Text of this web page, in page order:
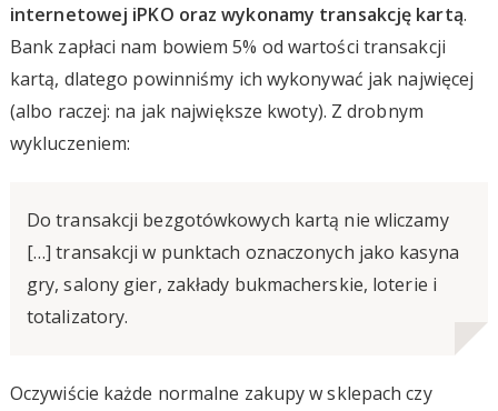
internetowej iPKO oraz wykonamy transakcję kartą.
Bank zapłaci nam bowiem 5% od wartości transakcji
kartą, dlatego powinniśmy ich wykonywać jak najwięcej
(albo raczej: na jak największe kwoty). Z drobnym
wykluczeniem:
Do transakcji bezgotówkowych kartą nie wliczamy
[…] transakcji w punktach oznaczonych jako kasyna
gry, salony gier, zakłady bukmacherskie, loterie i
totalizatory.
Oczywiście każde normalne zakupy w sklepach czy